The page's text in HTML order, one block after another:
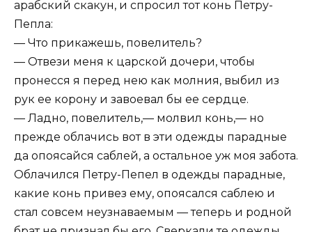
арабский скакун, и спросил тот конь Петру-
Пепла:
— Что прикажешь, повелитель?
— Отвези меня к царской дочери, чтобы
пронесся я перед нею как молния, выбил из
рук ее корону и завоевал бы ее сердце.
— Ладно, повелитель,— молвил конь,— но
прежде облачись вот в эти одежды парадные
да опоясайся саблей, а остальное уж моя забота.
Облачился Петру-Пепел в одежды парадные,
какие конь привез ему, опоясался саблею и
стал совсем неузнаваемым — теперь и родной